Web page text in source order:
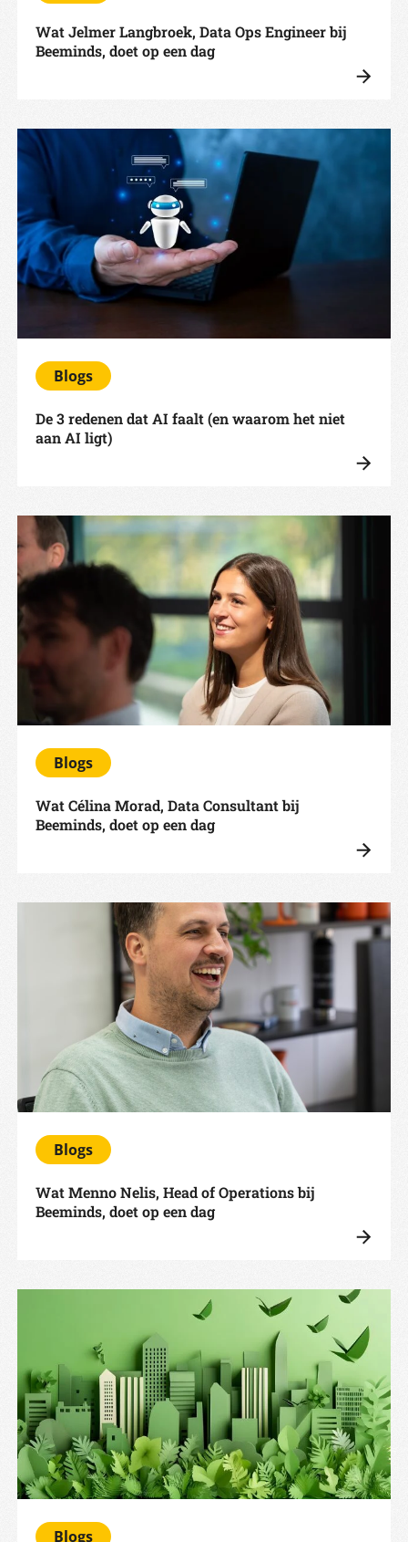
Wat Jelmer Langbroek, Data Ops Engineer bij
Beeminds, doet op een dag
Blogs
De 3 redenen dat AI faalt (en waarom het niet
aan AI ligt)
Blogs
Wat Célina Morad, Data Consultant bij
Beeminds, doet op een dag
Blogs
Wat Menno Nelis, Head of Operations bij
Beeminds, doet op een dag
Blogs